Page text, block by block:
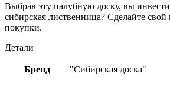
Выбрав эту палубную доску, вы
сибирская лиственница? Сделайте
покупки.
Детали
Бренд "Сибирская доска"